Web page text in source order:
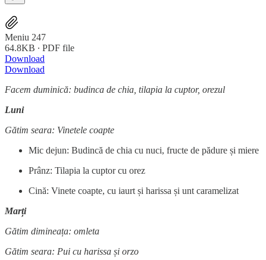
Meniu 247
64.8KB ∙ PDF file
Download
Download
Facem duminică: budinca de chia, tilapia la cuptor, orezul
Luni
Gătim seara: Vinetele coapte
Mic dejun: Budincă de chia cu nuci, fructe de pădure și miere
Prânz: Tilapia la cuptor cu orez
Cină: Vinete coapte, cu iaurt și harissa și unt caramelizat
Marți
Gătim dimineața: omleta
Gătim seara: Pui cu harissa și orzo